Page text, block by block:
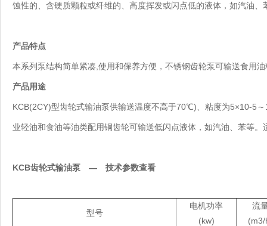
蚀性的、含硬质颗粒或纤维的、高度挥发或闪点低的液体，如汽油、
产品特点
本系列泵结构简单紧凑,使用和保养方便，不锈钢齿轮泵可输送食用
产品用途
KCB(2CY)型齿轮式输油泵供输送温度不高于70℃)、粘度为5×10-5
业轻油和食油等油类配用铜齿轮可输送低闪点液体，如汽油、苯等
KCB齿轮式输油泵 — 技术参数查看
型号
电机功率
(kw)
流
(m3/